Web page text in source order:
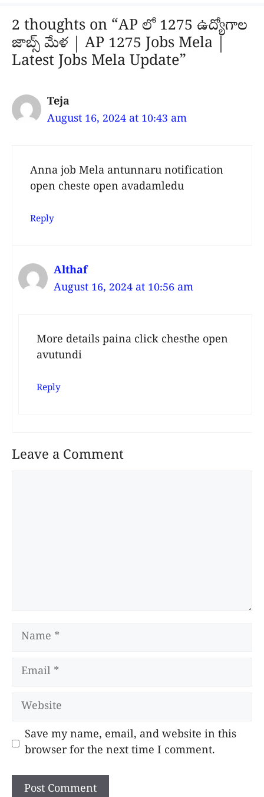
2 thoughts on “AP లో 1275 ఉద్యోగాల
జాబ్స్ మేళ | AP 1275 Jobs Mela |
Latest Jobs Mela Update”
Teja
August 16, 2024 at 10:43 am
Anna job Mela antunnaru notification
open cheste open avadamledu
Reply
Althaf
August 16, 2024 at 10:56 am
More details paina click chesthe open
avutundi
Reply
Leave a Comment
Name
Email
Website
Save my name, email, and website in this
browser for the next time I comment.